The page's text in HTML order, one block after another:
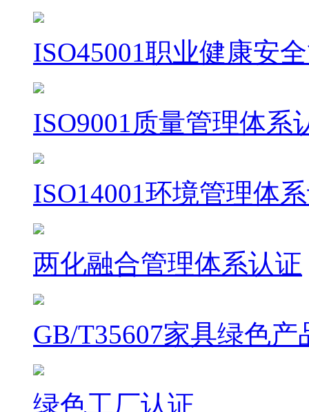
ISO45001职业健康安
ISO9001质量管理体系
ISO14001环境管理体
两化融合管理体系认证
GB/T35607家具绿色产
绿色工厂认证